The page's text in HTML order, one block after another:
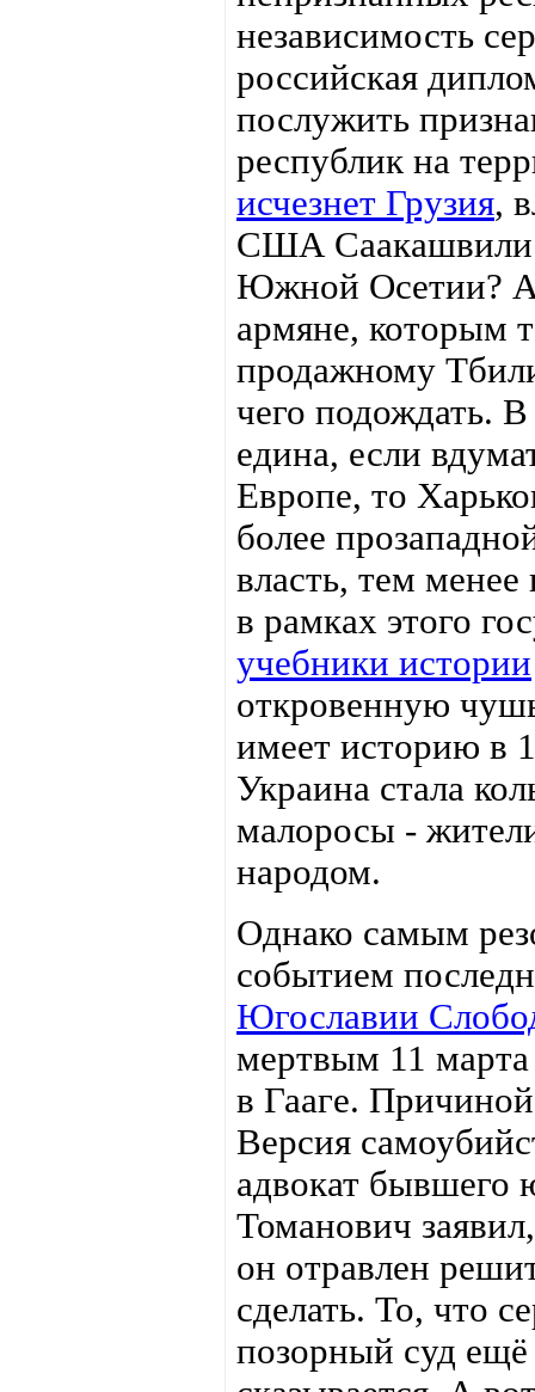
независимость
российская
послужить
республик на
исчезнет Грузия,
США Саакашвили.
Южной Осетии? А
армяне, которым
продажному
чего подождать.
едина, если
Европе, то
более
власть, тем менее
в рамках этого
учебники истории
откровенную
имеет историю в
Украина стала
малоросы -
народом.
Однако самым
событием
Югославии
мертвым 11
в Гааге.
Версия
адвокат бывшего
Томанович
он отравлен
сделать. То, что
позорный суд